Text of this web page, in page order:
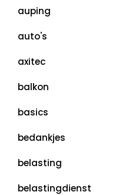
auping
auto's
axitec
balkon
basics
bedankjes
belasting
belastingdienst